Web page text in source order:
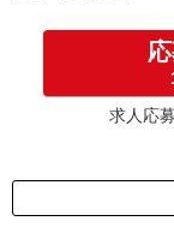
求人応